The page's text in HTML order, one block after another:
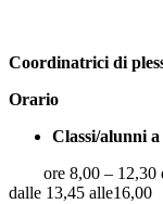
Coordinatrici di
Orario
Classi/alunni a
ore 8,00 – 12,30
dalle 13,45 alle16,00